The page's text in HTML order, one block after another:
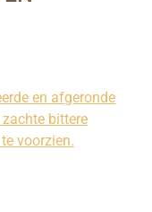
en afgeronde
bittere
voorzien.